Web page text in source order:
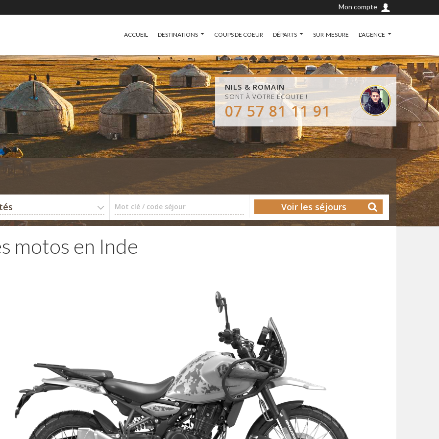
Mon compte
ACCUEIL DESTINATIONS COUPS DE COEUR DÉPARTS SUR-MESURE L'AGENCE
NILS & ROMAIN
SONT À VOTRE ÉCOUTE !
07 57 81 11 91
Mot clé / code séjour Voir les séjours
motos en Inde